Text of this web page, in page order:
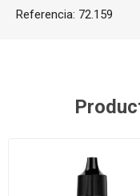
Referencia: 72.159